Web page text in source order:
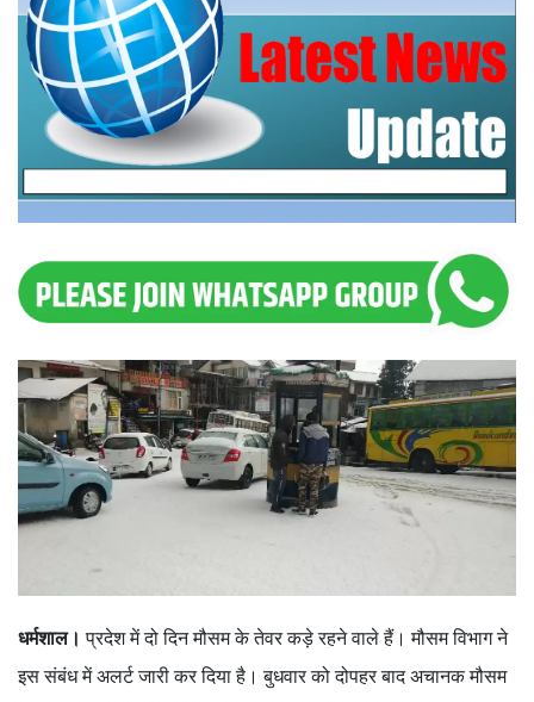
धर्मशाल। प्रदेश में दो दिन मौसम के तेवर कड़े रहने वाले हैं। मौसम विभाग ने
इस संबंध में अलर्ट जारी कर दिया है। बुधवार को दोपहर बाद अचानक मौसम